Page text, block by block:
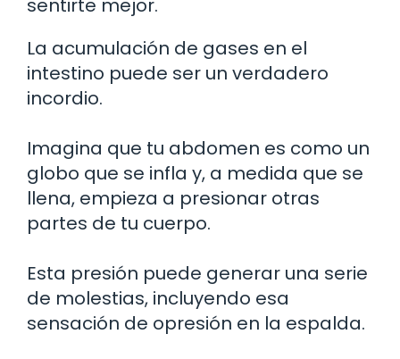
sentirte mejor.
La acumulación de gases en el
intestino puede ser un verdadero
incordio.
Imagina que tu abdomen es como un
globo que se infla y, a medida que se
llena, empieza a presionar otras
partes de tu cuerpo.
Esta presión puede generar una serie
de molestias, incluyendo esa
sensación de opresión en la espalda.